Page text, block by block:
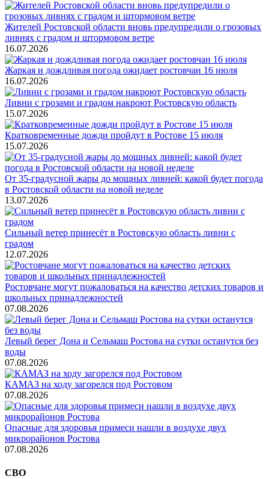
Жителей Ростовской области вновь предупредили о грозовых
ливнях с градом и штормовом ветре
16.07.2026
Жаркая и дождливая погода ожидает ростовчан 16 июля
16.07.2026
Ливни с грозами и градом накроют Ростовскую область
15.07.2026
Кратковременные дожди пройдут в Ростове 15 июля
15.07.2026
От 35-градусной жары до мощных ливней: какой будет погода
в Ростовской области на новой неделе
13.07.2026
Сильный ветер принесёт в Ростовскую область ливни с
градом
12.07.2026
Ростовчане могут пожаловаться на качество детских товаров и
школьных принадлежностей
07.08.2026
Левый берег Дона и Сельмаш Ростова на сутки останутся без
воды
07.08.2026
КАМАЗ на ходу загорелся под Ростовом
07.08.2026
Опасные для здоровья примеси нашли в воздухе двух
микрорайонов Ростова
07.08.2026
СВО